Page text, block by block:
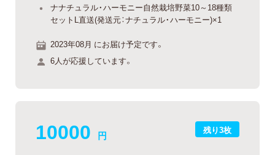
ナナチュラル・ハーモニー自然栽培野菜10～18種類
セットL直送(発送元：ナチュラル・ハーモニー)×1
2023年08月 にお届け予定です。
6人が応援しています。
残り3枚
10000 円